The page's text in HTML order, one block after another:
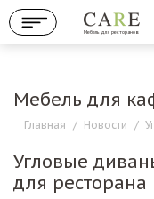
Мебель для ресторанов
Мебель для
Главная / Новости /
Угловые
для ресторана